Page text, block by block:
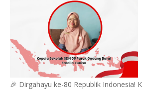
🎉 Dirgahayu ke-80 Republik Indonesia!